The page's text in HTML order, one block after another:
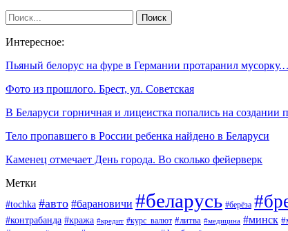
Интересное:
Пьяный белорус на фуре в Германии протаранил
Фото из прошлого. Брест, ул. Советская
В Беларуси горничная и лицеистка попались на создании
Тело пропавшего в России ребенка найдено в Беларуси
Каменец отмечает День города. Во сколько фейерверк
Метки
#tochka #авто #барановичи #беларусь #берёза
#контрабанда #кража #кредит #курс_валют #литва #медицина #минск